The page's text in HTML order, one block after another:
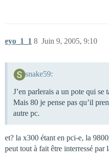
eyo_1_1 Juin 9, 2005, 9:10
8
snake59:
J’en parlerais a un pote qui se
Mais 80 je pense pas qu’il
autre pc.
et? la x300 étant en pci-e, la
peut tout à fait être interressé par